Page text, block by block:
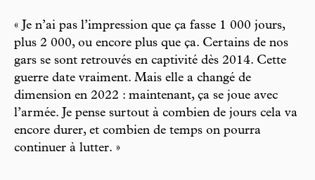
« Je n’ai pas l’impression que ça fasse 1 000 jours,
plus 2 000, ou encore plus que ça. Certains de nos
gars se sont retrouvés en captivité dès 2014. Cette
guerre date vraiment. Mais elle a changé de
dimension en 2022 : maintenant, ça se joue avec
l’armée. Je pense surtout à combien de jours cela va
encore durer, et combien de temps on pourra
continuer à lutter. »